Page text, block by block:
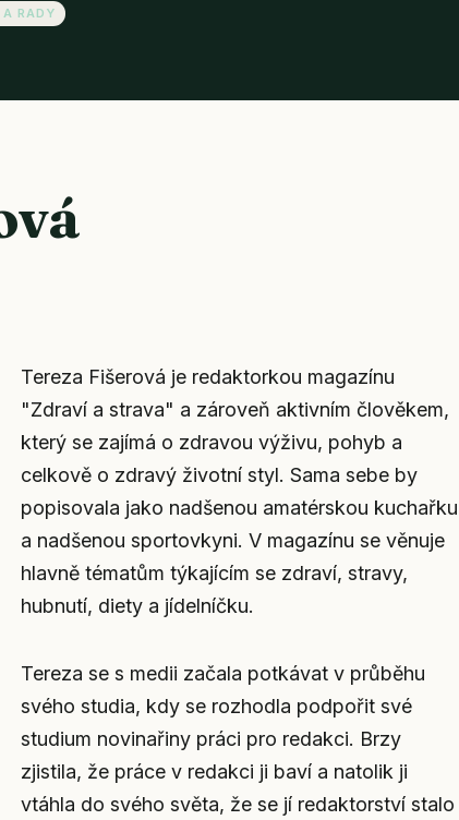
RADY
Tereza Fišerová je redaktorkou magazínu
"Zdraví a strava" a zároveň aktivním člověkem,
který se zajímá o zdravou výživu, pohyb a
celkově o zdravý životní styl. Sama sebe by
popisovala jako nadšenou amatérskou kuchařku
a nadšenou sportovkyni. V magazínu se věnuje
hlavně tématům týkajícím se zdraví, stravy,
hubnutí, diety a jídelníčku.
Tereza se s medii začala potkávat v průběhu
svého studia, kdy se rozhodla podpořit své
studium novinařiny práci pro redakci. Brzy
zjistila, že práce v redakci ji baví a natolik ji
vtáhla do svého světa, že se jí redaktorství stalo